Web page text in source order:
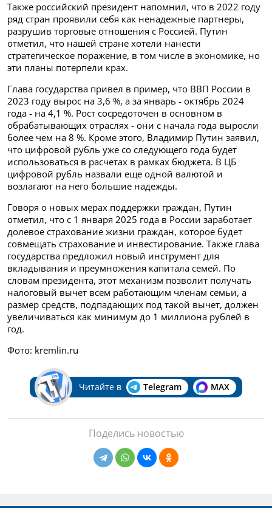
Также российский президент напомнил, что в 2022 году
ряд стран проявили себя как ненадежные партнеры,
разрушив торговые отношения с Россией. Путин
отметил, что нашей стране хотели нанести
стратегическое поражение, в том числе в экономике, но
эти планы потерпели крах.
Глава государства привел в пример, что ВВП России в
2023 году вырос на 3,6 %, а за январь - октябрь 2024
года - на 4,1 %. Рост сосредоточен в основном в
обрабатывающих отраслях - они с начала года выросли
более чем на 8 %. Кроме этого, Владимир Путин заявил,
что цифровой рубль уже со следующего года будет
использоваться в расчетах в рамках бюджета. В ЦБ
цифровой рубль назвали еще одной валютой и
возлагают на него большие надежды.
Говоря о новых мерах поддержки граждан, Путин
отметил, что с 1 января 2025 года в России заработает
долевое страхование жизни граждан, которое будет
совмещать страхование и инвестирование. Также глава
государства предложил новый инструмент для
вкладывания и преумножения капитала семей. По
словам президента, этот механизм позволит получать
налоговый вычет всем работающим членам семьи, а
размер средств, подпадающих под такой вычет, должен
увеличиваться как минимум до 1 миллиона рублей в
год.
Фото: kremlin.ru
Читайте в Telegram MAX
Поделись новостью